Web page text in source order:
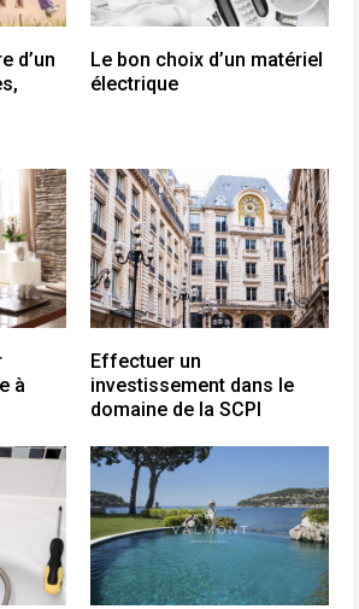
d’un
Le bon choix d’un matériel
électrique
à
Effectuer un
investissement dans le
domaine de la SCPI